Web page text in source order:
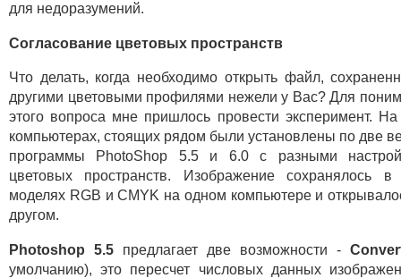
для недоразумений.
Согласование цветовых пространств
Что делать, когда необходимо открыть файл,
другими цветовыми профилями нежели у Вас? Для
этого вопроса мне пришлось провести эксперимент. На
компьютерах, стоящих рядом были установлены по две
программы PhotoShop 5.5 и 6.0 с разными
цветовых пространств. Изображение сохранялось в
моделях RGB и CMYK на одном компьютере и
другом.
Photoshop 5.5 предлагает две возможности -
умолчанию), это пересчет числовых данных